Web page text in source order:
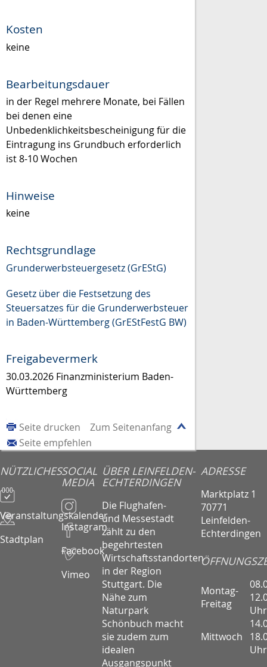
Kosten
keine
Bearbeitungsdauer
in der Regel mehrere Monate, bei Fällen
bei denen eine
Unbedenklichkeitsbescheinigung für die
Eintragung ins Grundbuch erforderlich
ist 8-10 Wochen
Hinweise
keine
Rechtsgrundlage
Grunderwerbsteuergesetz (GrEStG)
Gesetz über die Festsetzung des
Steuersatzes für die Grunderwerbsteuer
in Baden-Württemberg (GrEStFestG BW)
Freigabevermerk
30.03.2026 Finanzministerium Baden-
Württemberg
Zum Seitenanfang
Seite drucken
Seite empfehlen
NÜTZLICHES
Veranstaltungskalender
Stadtplan
SOCIAL
MEDIA
Instagram
Facebook
Vimeo
ÜBER LEINFELDEN-
ECHTERDINGEN
Die Flughafen-
und Messestadt
zählt zu den
begehrtesten
Wirtschaftsstandorten
in der Region
Stuttgart. Die
Nähe zum
Naturpark
Schönbuch macht
sie zudem zum
idealen
Ausgangspunkt
ADRESSE
Marktplatz 1
70771
Leinfelden-
Echterdingen
Montag-
Freitag
Uhr
Mittwoch
Uhr